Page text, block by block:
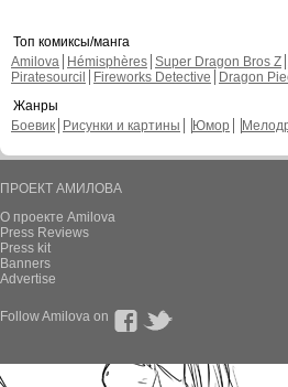
Топ комиксы/манга
Amilova
Hémisphères Super Dragon Bros Z
Piratesourcil
Fireworks Detective Dragon
Жанры
Боевик
Рисунки и картины Юмор
ПРОЕКТ АМИЛОВА
О проекте Amilova
Press Reviews
Press kit
Banners
Advertise
Follow Amilova on